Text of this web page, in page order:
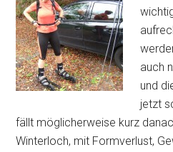
auch
und
jetzt
fällt möglicherweise kurz
Winterloch, mit Formverlust,